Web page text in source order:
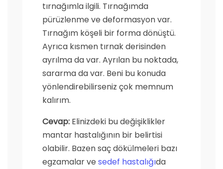
tırnağımla ilgili. Tırnağımda
pürüzlenme ve deformasyon var.
Tırnağım köşeli bir forma dönüştü.
Ayrıca kısmen tırnak derisinden
ayrılma da var. Ayrılan bu noktada,
sararma da var. Beni bu konuda
yönlendirebilirseniz çok memnum
kalırım.
Cevap: Elinizdeki bu değişiklikler
mantar hastalığının bir belirtisi
olabilir. Bazen saç dökülmeleri bazı
egzamalar ve sedef hastalığıda